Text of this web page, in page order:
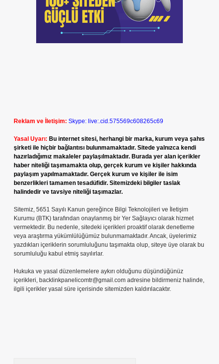
Reklam ve İletişim: Skype: live:.cid.575569c608265c69
Yasal Uyarı: Bu internet sitesi, herhangi bir marka, kurum veya şahıs
şirketi ile hiçbir bağlantısı bulunmamaktadır. Sitede yalnızca kendi
hazırladığımız makaleler paylaşılmaktadır. Burada yer alan içerikler
haber niteliği taşımamakta olup, gerçek kurum ve kişiler hakkında
paylaşım yapılmamaktadır. Gerçek kurum ve kişiler ile isim
benzerlikleri tamamen tesadüfidir. Sitemizdeki bilgiler taslak
halindedir ve tavsiye niteliği taşımazlar.
Sitemiz, 5651 Sayılı Kanun gereğince Bilgi Teknolojileri ve İletişim
Kurumu (BTK) tarafından onaylanmış bir Yer Sağlayıcı olarak hizmet
vermektedir. Bu nedenle, sitedeki içerikleri proaktif olarak denetleme
veya araştırma yükümlülüğümüz bulunmamaktadır. Ancak, üyelerimiz
yazdıkları içeriklerin sorumluluğunu taşımakta olup, siteye üye olarak bu
sorumluluğu kabul etmiş sayılırlar.
Hukuka ve yasal düzenlemelere aykırı olduğunu düşündüğünüz
içerikleri, backlinkpanelicomtr@gmail.com adresine bildirmeniz halinde,
ilgili içerikler yasal süre içerisinde sitemizden kaldırılacaktır.